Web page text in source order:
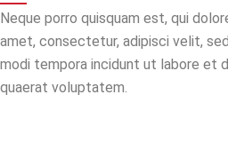
Neque porro quisquam est, qui
amet, consectetur, adipisci velit,
modi tempora incidunt ut labore et
quaerat voluptatem.